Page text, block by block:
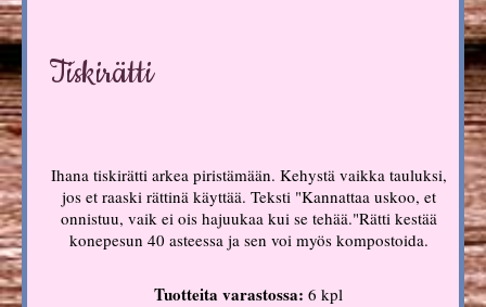
Tiskirätti
Ihana tiskirätti arkea piristämään. Kehystä vaikka tauluksi,
jos et raaski rättinä käyttää. Teksti "Kannattaa uskoo, et
onnistuu, vaik ei ois hajuukaa kui se tehää."Rätti kestää
konepesun 40 asteessa ja sen voi myös kompostoida.
Tuotteita varastossa: 6 kpl